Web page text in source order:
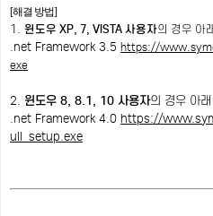
[해결 방법]
1. 윈도우 XP, 7, VISTA 사용자의 경우 아
.net Framework 3.5 https://
exe
2. 윈도우 8, 8.1, 10 사용자의 경우 아
.net Framework 4.0 https://
ull_setup.exe